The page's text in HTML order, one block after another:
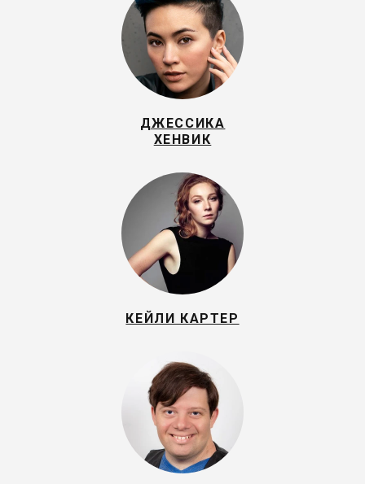
ДЖЕССИКА
ХЕНВИК
КЕЙЛИ КАРТЕР